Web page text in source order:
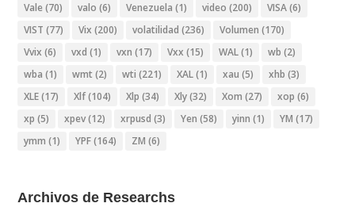
Vale (70) valo (6) Venezuela (1) video (200) VISA(6)
VIST (77) Vix (200) volatilidad (236) Volumen (170)
Vvix (6) vxd (1) vxn (17) Vxx (15) WAL(1) wb (2)
wba (1) wmt (2) wti (221) XAL(1) xau (5) xhb (3)
XLE(17) Xlf(104) Xlp (34) Xly(32) Xom (27) xop (6)
xp (5) xpev(12) xrpusd (3) Yen (58) yinn (1) YM (17)
ymm (1) YPF(164) ZM (6)
Archivos de Researchs